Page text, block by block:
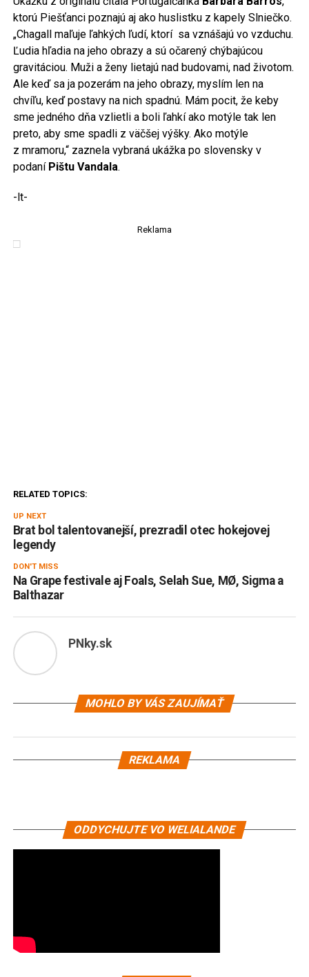
ktorú Piešťanci poznajú aj ako huslistku z kapely Slniečko.
„Chagall maľuje ľahkých ľudí, ktorí sa vznášajú vo vzduchu.
Ľudia hľadia na jeho obrazy a sú očarený chýbajúcou
gravitáciou. Muži a ženy lietajú nad budovami, nad životom.
Ale keď sa ja pozerám na jeho obrazy, myslím len na
chvíľu, keď postavy na nich spadnú. Mám pocit, že keby
sme jedného dňa vzlietli a boli ľahkí ako motýle tak len
preto, aby sme spadli z väčšej výšky. Ako motýle
z mramoru,“ zaznela vybraná ukážka po slovensky v
podaní Pištu Vandala.
-lt-
Reklama
RELATED TOPICS:
UP NEXT
Brat bol talentovanejší, prezradil otec hokejovej
legendy
DON'T MISS
Na Grape festivale aj Foals, Selah Sue, MØ, Sigma a
Balthazar
PNky.sk
MOHLO BY VÁS ZAUJÍMAŤ
REKLAMA
ODDYCHUJTE VO WELIALANDE